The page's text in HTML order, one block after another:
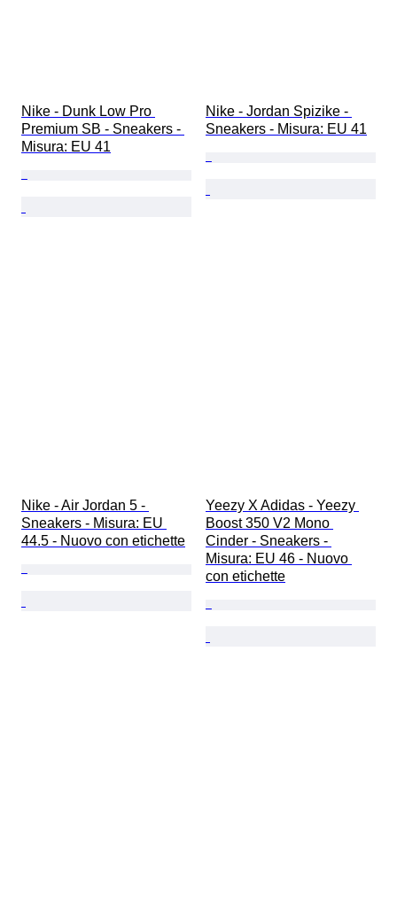
Nike - Dunk Low Pro
Premium SB - Sneakers -
Misura: EU 41
Nike - Jordan Spizike -
Sneakers - Misura: EU 41
Nike - Air Jordan 5 -
Sneakers - Misura: EU
44.5 - Nuovo con etichette
Yeezy X Adidas - Yeezy
Boost 350 V2 Mono
Cinder - Sneakers -
Misura: EU 46 - Nuovo
con etichette